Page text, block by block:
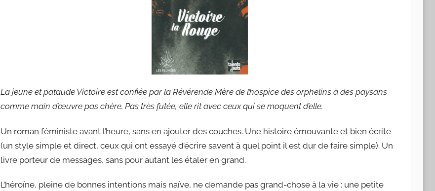
r
La jeune et pataude Victoire est confiée par la Révérende Mère de l’hospice des orphelins à des paysans
comme main d’œuvre pas chère. Pas très futée, elle rit avec ceux qui se moquent d’elle.
Un roman féministe avant l’heure, sans en ajouter des couches. Une histoire émouvante et bien écrite
(un style simple et direct, ceux qui ont essayé d’écrire savent à quel point il est dur de faire simple). Un
livre porteur de messages, sans pour autant les étaler en grand.
L’héroïne, pleine de bonnes intentions mais naïve, ne demande pas grand-chose à la vie : une petite